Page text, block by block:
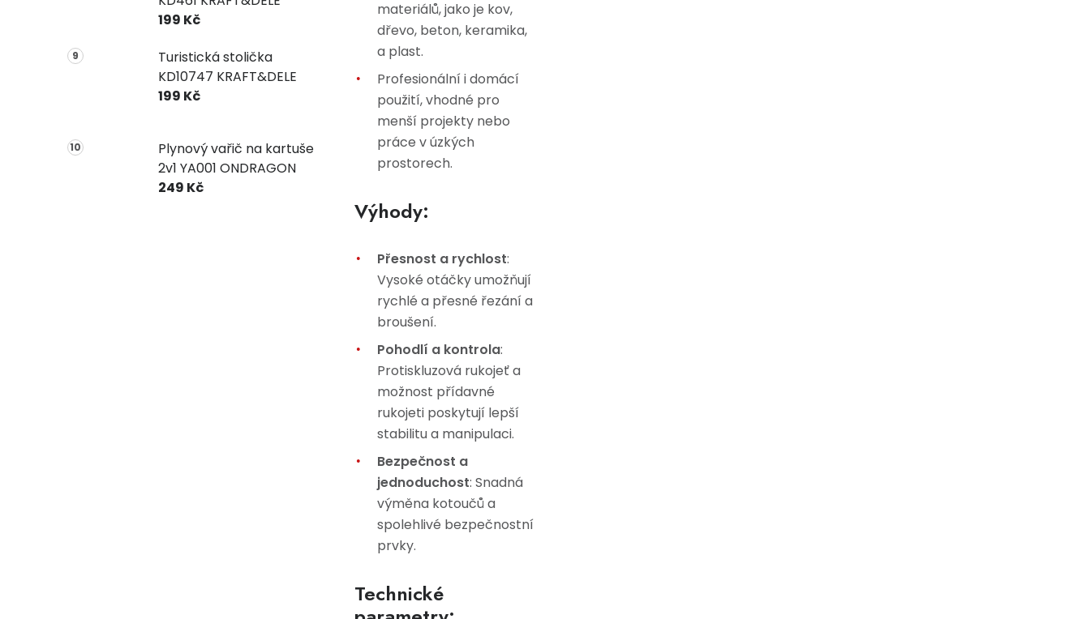
199 Kč
Turistická stolička
KD10747 KRAFT&DELE
199 Kč
Plynový vařič na kartuše
2v1 YA001 ONDRAGON
249 Kč
materiálů, jako je kov,
dřevo, beton, keramika,
a plast.
Profesionální i domácí
použití, vhodné pro
menší projekty nebo
práce v úzkých
prostorech.
Výhody:
Přesnost a rychlost:
Vysoké otáčky umožňují
rychlé a přesné řezání a
broušení.
Pohodlí a kontrola:
Protiskluzová rukojeť a
možnost přídavné
rukojeti poskytují lepší
stabilitu a manipulaci.
Bezpečnost a
jednoduchost: Snadná
výměna kotoučů a
spolehlivé bezpečnostní
prvky.
Technické